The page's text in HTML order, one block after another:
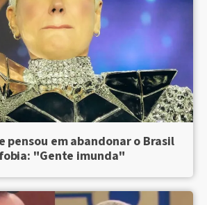
pensou em abandonar o Brasil
"Gente imunda"